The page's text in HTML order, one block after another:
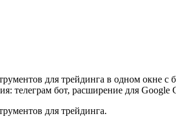
для трейдинга в одном окне
телеграм бот, расширение для
для трейдинга.